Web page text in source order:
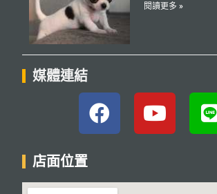
閱讀更多 »
媒體連結
店面位置